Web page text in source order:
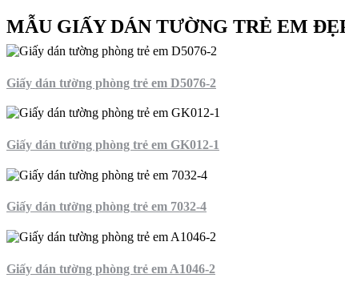
MẪU GIẤY DÁN TƯỜNG TRẺ EM
Giấy dán tường phòng trẻ em D5076-2
Giấy dán tường phòng trẻ em GK012-1
Giấy dán tường phòng trẻ em 7032-4
Giấy dán tường phòng trẻ em A1046-2